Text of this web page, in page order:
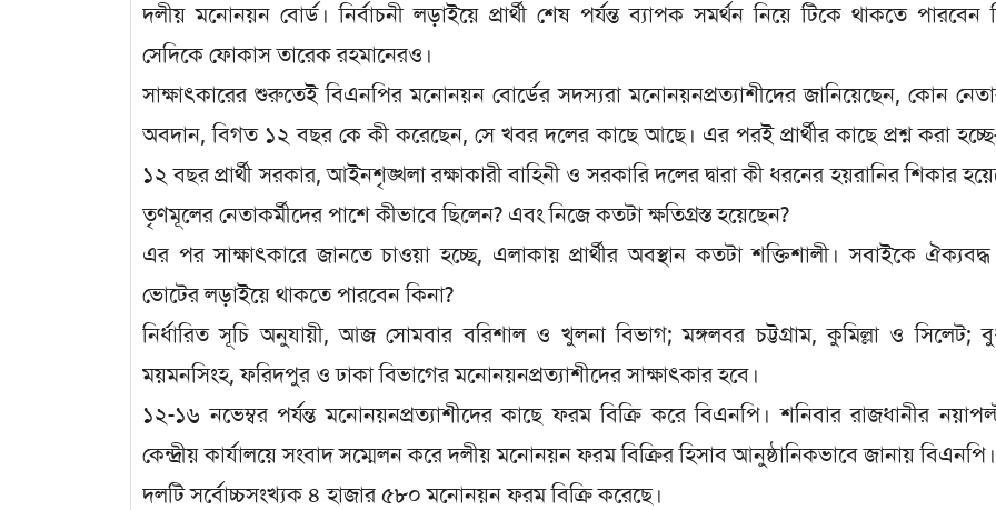
দলীয় মনোনয়ন বোর্ড। নির্বাচনী লড়াইয়ে প্রার্থী শেষ পর্যন্ত ব্যাপক সমর্থন নিয়ে টিকে থাকতে পারবেন
সেদিকে ফোকাস তারেক রহমানেরও।
সাক্ষাৎকারের শুরুতেই বিএনপির মনোনয়ন বোর্ডের সদস্যরা মনোনয়নপ্রত্যাশীদের জানিয়েছেন, কোন
অবদান, বিগত ১২ বছর কে কী করেছেন, সে খবর দলের কাছে আছে। এর পরই প্রার্থীর কাছে প্রশ্ন করা
১২ বছর প্রার্থী সরকার, আইনশৃঙ্খলা রক্ষাকারী বাহিনী ও সরকারি দলের দ্বারা কী ধরনের হয়রানির শিকার
তৃণমূলের নেতাকর্মীদের পাশে কীভাবে ছিলেন? এবং নিজে কতটা ক্ষতিগ্রস্ত হয়েছেন?
এর পর সাক্ষাৎকারে জানতে চাওয়া হচ্ছে, এলাকায় প্রার্থীর অবস্থান কতটা শক্তিশালী। সবাইকে
ভোটের লড়াইয়ে থাকতে পারবেন কিনা?
নির্ধারিত সূচি অনুযায়ী, আজ সোমবার বরিশাল ও খুলনা বিভাগ; মঙ্গলবর চট্টগ্রাম, কুমিল্লা ও সিলেট;
ময়মনসিংহ, ফরিদপুর ও ঢাকা বিভাগের মনোনয়নপ্রত্যাশীদের সাক্ষাৎকার হবে।
১২-১৬ নভেম্বর পর্যন্ত মনোনয়নপ্রত্যাশীদের কাছে ফরম বিক্রি করে বিএনপি। শনিবার রাজধানীর
কেন্দ্রীয় কার্যালয়ে সংবাদ সম্মেলন করে দলীয় মনোনয়ন ফরম বিক্রির হিসাব আনুষ্ঠানিকভাবে জানায় বিএনপি।
দলটি সর্বোচ্চসংখ্যক ৪ হাজার ৫৮০ মনোনয়ন ফরম বিক্রি করেছে।